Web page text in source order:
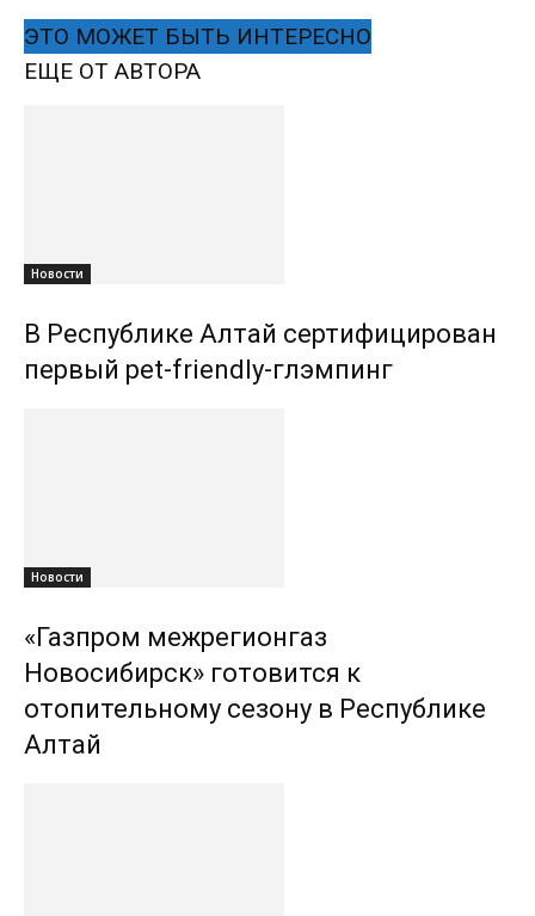
ЭТО МОЖЕТ БЫТЬ ИНТЕРЕСНО
ЕЩЕ ОТ АВТОРА
Новости
В Республике Алтай сертифицирован
первый pet-friendly-глэмпинг
Новости
«Газпром межрегионгаз
Новосибирск» готовится к
отопительному сезону в Республике
Алтай